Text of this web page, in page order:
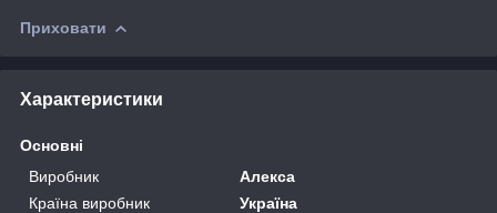
Приховати
Характеристики
Основні
Виробник
Алекса
Країна виробник
Україна